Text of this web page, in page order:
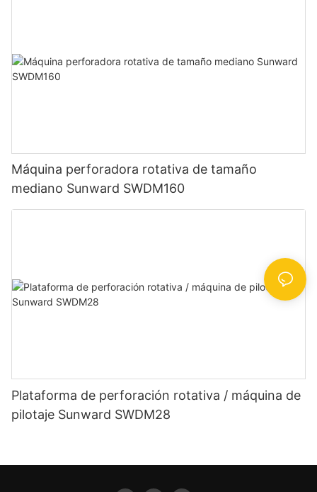
Máquina perforadora rotativa de tamaño
mediano Sunward SWDM160
Plataforma de perforación rotativa / máquina de
pilotaje Sunward SWDM28